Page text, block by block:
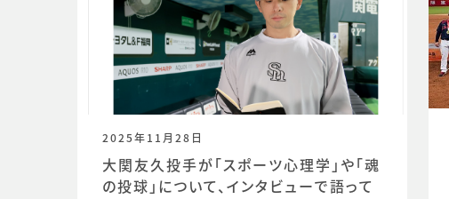
2025年11月28日
大関友久投手が「スポーツ心理学」や「魂
の投球」について、インタビューで語って